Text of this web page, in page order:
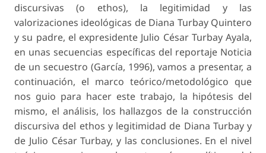
discursivas (o ethos), la legitimidad y las
valorizaciones ideológicas de Diana Turbay Quintero
y su padre, el expresidente Julio César Turbay Ayala,
en unas secuencias específicas del reportaje Noticia
de un secuestro (García, 1996), vamos a presentar, a
continuación, el marco teórico/metodológico que
nos guio para hacer este trabajo, la hipótesis del
mismo, el análisis, los hallazgos de la construcción
discursiva del ethos y legitimidad de Diana Turbay y
de Julio César Turbay, y las conclusiones. En el nivel